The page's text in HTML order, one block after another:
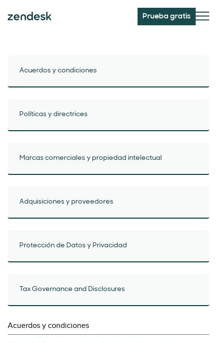
Prueba gratis
Acuerdos y condiciones
Políticas y directrices
Marcas comerciales y propiedad intelectual
Adquisiciones y proveedores
Protección de Datos y Privacidad
Tax Governance and Disclosures
Acuerdos y condiciones